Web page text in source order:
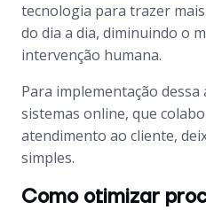
tecnologia para trazer
do dia a dia, diminuindo o
intervenção humana.
Para implementação
sistemas online, que
atendimento ao cliente,
simples.
Como otimizar